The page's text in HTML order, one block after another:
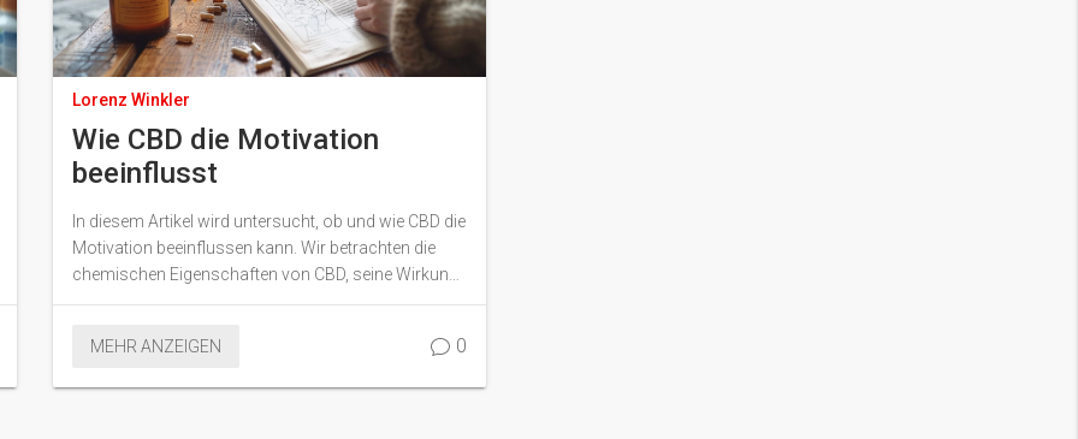
Lorenz Winkler
Wie CBD die Motivation
beeinflusst
In diesem Artikel wird untersucht, ob und wie CBD die
Motivation beeinflussen kann. Wir betrachten die
chemischen Eigenschaften von CBD, seine Wirkung
auf das Endocannabinoidsystem und mögliche
Darüber hinaus teilen wir nützliche Tipps und Fakten,
MEHR ANZEIGEN 0